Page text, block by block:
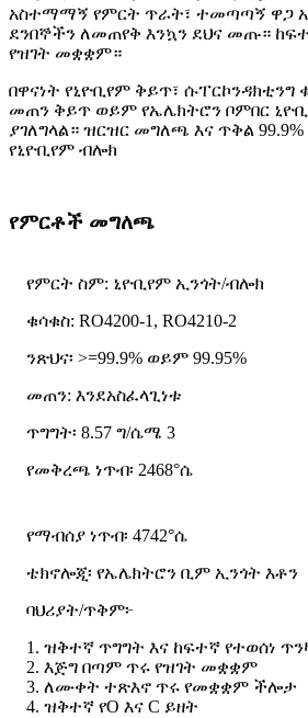
አስተማማኝ የምርት ጥራት፣ ተመጣጣኝ ዋጋ
ደንበኞችን ለመጠየቅ እንኳን ደህና መጡ።
የዝገት መቋቋም።
በዋናነት የኒዮቢየም ቅይጥ፣ ሱፐርኮንዳክቲንግ
መጠን ቅይጥ ወይም የኤሌክትሮን ቦምበር
ያገለግላል። ዝርዝር መግለጫ እና ጥቅል
የኒዮቢየም ብሎክ
የምርቶች መግለጫ
የምርት ስም: ኒዮቢየም ኢንጎት/ብሎክ
ቁሳቁስ: RO4200-1, RO4210-2
ንጽህና፡ >=99.9% ወይም 99.95%
መጠን: እንደአስፈላጊነቱ
ጥግግት፡ 8.57 ግ/ሴሜ 3
የመቅረጫ ነጥብ፡ 2468°ሴ
የማብሰያ ነጥብ፡ 4742°ሴ
ቴክኖሎጂ፡ የኤሌክትሮን ቢም ኢንጎት እቶን
ባህሪያት/ጥቅም፦
1. ዝቅተኛ ጥግግት እና ከፍተኛ የተወሰነ
2. እጅግ በጣም ጥሩ የዝገት መቋቋም
3. ለሙቀት ተጽእኖ ጥሩ የመቋቋም ችሎታ
4. ዝቅተኛ የO እና C ይዘት